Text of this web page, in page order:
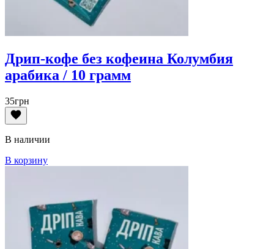
Дрип-кофе без кофеина Колумбия
арабика / 10 грамм
35грн
В наличии
В корзину